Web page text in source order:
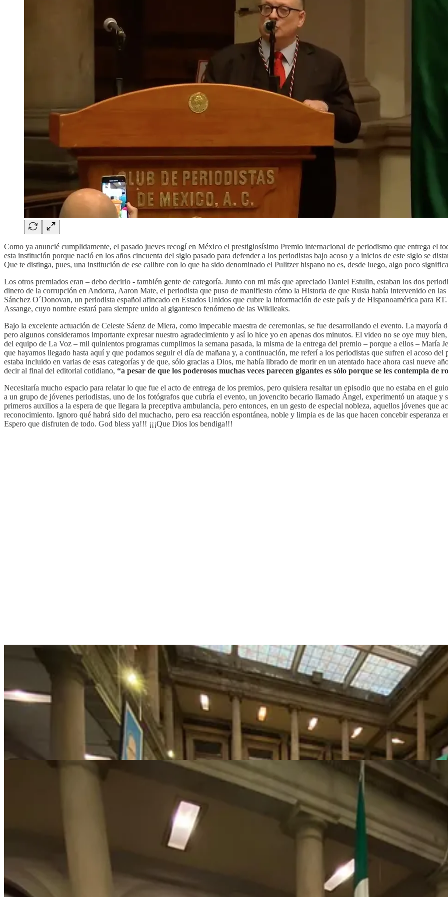
Como ya anuncié cumplidamente, el pasado jueves recogí en México el prestigiosísimo Premio internacional de periodismo que entrega el
esta institución porque nació en los años cincuenta del siglo pasado para defender a los periodistas bajo acoso y a inicios de este siglo se
Que te distinga, pues, una institución de ese calibre con lo que ha sido denominado el Pulitzer hispano no es, desde luego, algo poco
Los otros premiados eran – debo decirlo - también gente de categoría. Junto con mi más que apreciado Daniel Estulin, estaban los dos
dinero de la corrupción en Andorra, Aaron Mate, el periodista que puso de manifiesto cómo la Historia de que Rusia había intervenido en
Sánchez O´Donovan, un periodista español afincado en Estados Unidos que cubre la información de este país y de Hispanoamérica para
Assange, cuyo nombre estará para siempre unido al gigantesco fenómeno de las Wikileaks.
Bajo la excelente actuación de Celeste Sáenz de Miera, como impecable maestra de ceremonias, se fue desarrollando el evento. La
pero algunos consideramos importante expresar nuestro agradecimiento y así lo hice yo en apenas dos minutos. El video no se oye muy
del equipo de La Voz – mil quinientos programas cumplimos la semana pasada, la misma de la entrega del premio – porque a ellos – María
que hayamos llegado hasta aquí y que podamos seguir el día de mañana y, a continuación, me referí a los periodistas que sufren el acoso
estaba incluido en varias de esas categorías y de que, sólo gracias a Dios, me había librado de morir en un atentado hace ahora casi nueve
decir al final del editorial cotidiano, “a pesar de que los poderosos muchas veces parecen gigantes es sólo porque se les contempla de
Necesitaría mucho espacio para relatar lo que fue el acto de entrega de los premios, pero quisiera resaltar un episodio que no estaba en el
a un grupo de jóvenes periodistas, uno de los fotógrafos que cubría el evento, un jovencito becario llamado Ángel, experimentó un ataque y
primeros auxilios a la espera de que llegara la preceptiva ambulancia, pero entonces, en un gesto de especial nobleza, aquellos jóvenes que
reconocimiento. Ignoro qué habrá sido del muchacho, pero esa reacción espontánea, noble y limpia es de las que hacen concebir esperanza
Espero que disfruten de todo. God bless ya!!! ¡¡¡Que Dios los bendiga!!!